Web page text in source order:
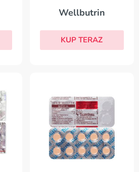
Wellbutrin
KUP TERAZ